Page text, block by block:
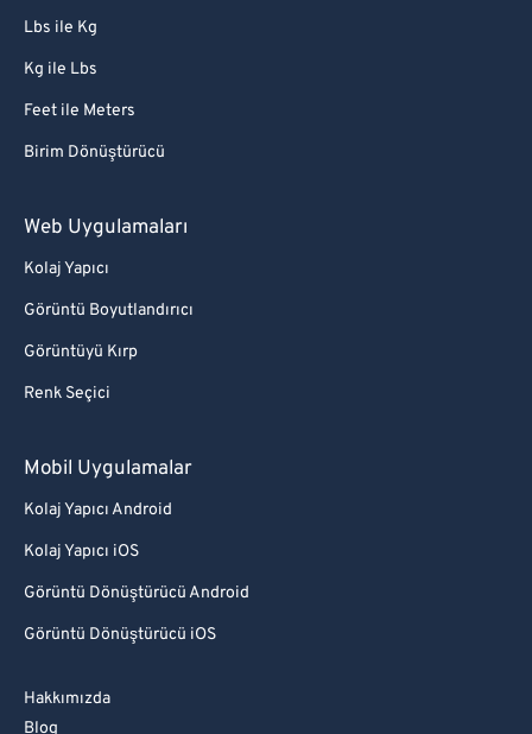
Lbs ile Kg
Kg ile Lbs
Feet ile Meters
Birim Dönüştürücü
Web Uygulamaları
Kolaj Yapıcı
Görüntü Boyutlandırıcı
Görüntüyü Kırp
Renk Seçici
Mobil Uygulamalar
Kolaj Yapıcı Android
Kolaj Yapıcı iOS
Görüntü Dönüştürücü Android
Görüntü Dönüştürücü iOS
Hakkımızda
Blog